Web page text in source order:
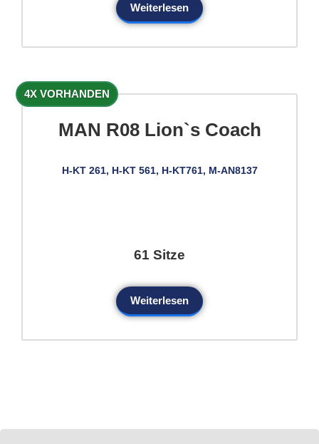
Weiterlesen
4X VORHANDEN
MAN R08 Lion`s Coach
H-KT 261, H-KT 561, H-KT761, M-AN8137
61 Sitze
Weiterlesen